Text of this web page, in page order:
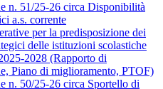
n. 51/25-26 circa Disponibilità
a.s. corrente
per la predisposizione dei
delle istituzioni scolastiche
2028 (Rapporto di
Piano di miglioramento, PTOF)
n. 50/25-26 circa Sportello di